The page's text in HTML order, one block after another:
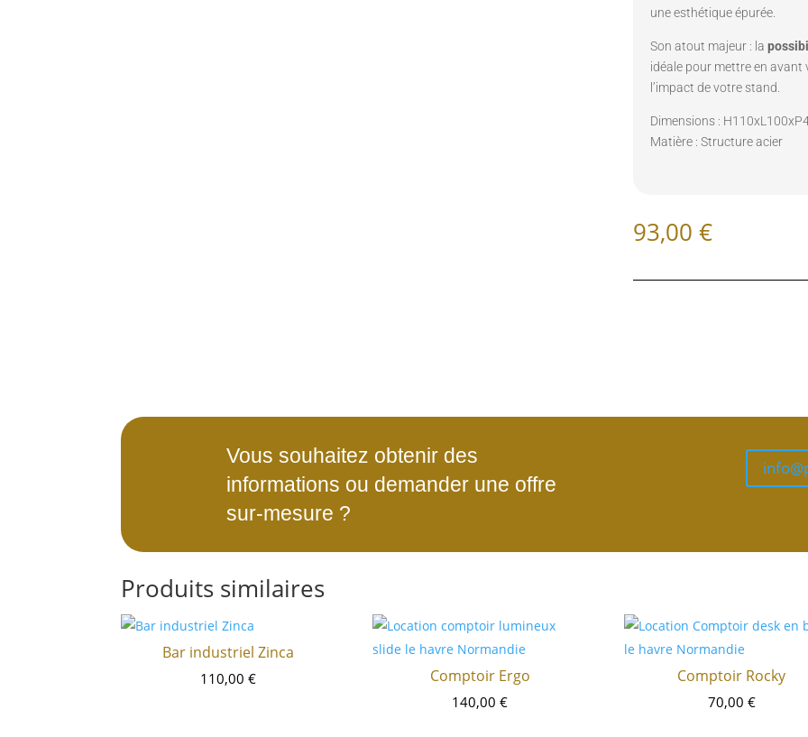
une esthétique épurée.
Son atout majeur : la
idéale pour mettre en avant
l’impact de votre stand.
Dimensions :
Matière : Structure acier
93,00 €
Vous souhaitez obtenir des
informations ou demander une offre
sur-mesure ?
Produits similaires
Bar industriel Zinca
110,00€ Comptoir Ergo
140,00€
Comptoir Rocky
70,00 €